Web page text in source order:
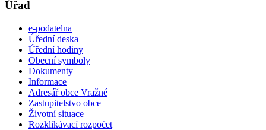
Úřad
e-podatelna
Úřední deska
Úřední hodiny
Obecní symboly
Dokumenty
Informace
Adresář obce Vražné
Zastupitelstvo obce
Životní situace
Rozklikávací rozpočet